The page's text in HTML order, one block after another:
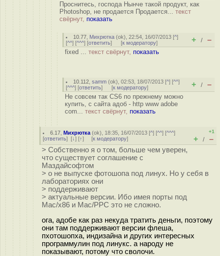
Проснитесь, господа Нынче такой продукт, как
Photoshop, не продается Продается... текст
свёрнут, показать
10.77 Михрютка (ok), 22:54, 16/07/2013 [^]
[^^] [^^^] [ответить] [к модератору] + / –
fixed ... текст свёрнут, показать
10.112 ,samm (ok), 02:53, 18/07/2013 [^] [^^]
[^^^] [ответить] [к модератору] + / –
Не совсем так CS6 по прежнему можно
купить, с сайта адоб - http www adobe
com... текст свёрнут, показать
6.17 ,Михрютка (ok), 18:35, 16/07/2013 [^] [^^] [^^^]
[ответить] [↓] [↑] [к модератору]
+1
+ / –
> Собственно я о том, больше чем уверен,
что существует соглашение с
Маздайсофтом
> о не выпуске фотошопа под линух. Но у себя в
лабораториях они
> поддерживают
> актуальные версии. Ибо имея порты под
Mac/x86 и Mac/PPC это не сложно.
ога, адобе как раз некуда тратить деньги, поэтому
они там поддерживают версии флеша,
пхотошопха, индизайна и других интересных
программулин под линукс. а народу не
показывают, потому что сволочи.